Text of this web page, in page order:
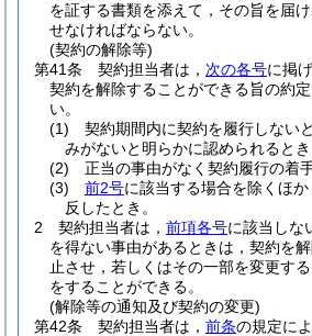
を証する書類を添えて，その旨を届
せなければならない。
(契約の解除等)
第41条
契約担当者は， 次の各号に掲
契約を解除することができる旨の約
い。
(1)
契約期間内に契約を履行しない
みがないと明らかに認められるとき
(2)
正当の事由がなく契約履行の着
(3)
前2号に該当する場合を除くほ
反したとき。
2
契約担当者は， 前項各号に該当しな
を得ない事由があるときは，契約を
止させ，若しくはその一部を変更す
をすることができる。
(解除等の通知及び契約の変更)
第42条
契約担当者は， 前条の規定に